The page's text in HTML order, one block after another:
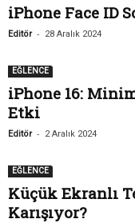
iPhone Face ID
Editör - 28 Aralık 2024
EĞLENCE
iPhone 16:
Etki
Editör - 2 Aralık 2024
EĞLENCE
Küçük Ekranlı
Karışıyor?